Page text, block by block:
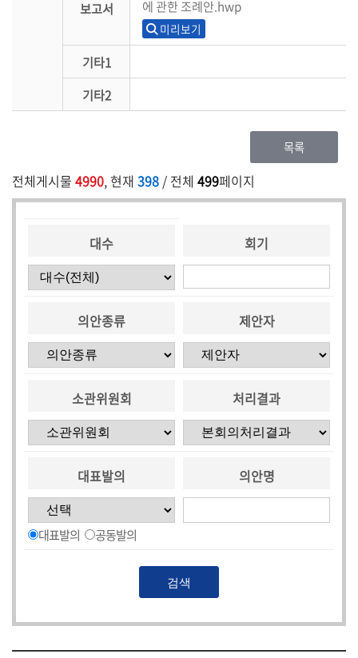
보고서 에 관한 조례안.hwp
미리보기
기타1
기타2
목록
전체게시물 4990, 현재 398 / 전체 499페이지
대수 회기
의안종류 제안자
소관위원회 처리결과
대표발의
대표발의 공동발의
의안명